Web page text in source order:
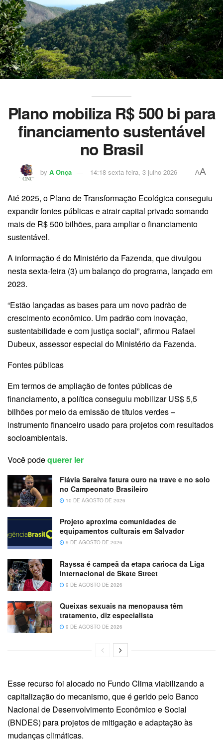
Plano mobiliza R$ 500 bi para
financiamento sustentável
no Brasil
by A Onça 14:18 sexta-feira, 3 julho 2026 AA
Até 2025, o Plano de Transformação Ecológica conseguiu
expandir fontes públicas e atrair capital privado somando
mais de R$ 500 bilhões, para ampliar o financiamento
sustentável.
A informação é do Ministério da Fazenda, que divulgou
nesta sexta-feira (3) um balanço do programa, lançado em
2023.
“Estão lançadas as bases para um novo padrão de
crescimento econômico. Um padrão com inovação,
sustentabilidade e com justiça social”, afirmou Rafael
Dubeux, assessor especial do Ministério da Fazenda.
Fontes públicas
Em termos de ampliação de fontes públicas de
financiamento, a política conseguiu mobilizar US$ 5,5
bilhões por meio da emissão de títulos verdes –
instrumento financeiro usado para projetos com resultados
socioambientais.
Você podequerer ler
Flávia Saraiva fatura ouro na trave e no solo
no Campeonato Brasileiro
10 DE AGOSTO DE 2026
Projeto aproxima comunidades de
equipamentos culturais em Salvador
9 DE AGOSTO DE 2026
Rayssa é campeã da etapa carioca da Liga
Internacional de Skate Street
9 DE AGOSTO DE 2026
Queixas sexuais na menopausa têm
tratamento, diz especialista
9 DE AGOSTO DE 2026
Esse recurso foi alocado no Fundo Clima viabilizando a
capitalização do mecanismo, que é gerido pelo Banco
Nacional de Desenvolvimento Econômico e Social
(BNDES) para projetos de mitigação e adaptação às
mudanças climáticas.